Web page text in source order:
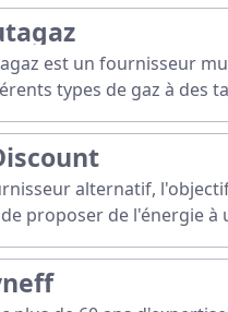
l'énergie qu'il lui faut.
est un fournisseur
types de gaz à des
C'est l'un des
du gaz !
alternatif,
proposer de l'énergie à
Pour cela il va
sur ses différentes